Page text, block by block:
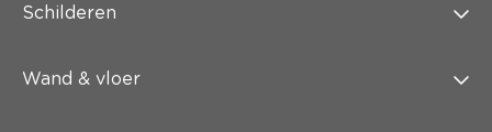
Schilderen
Wand & vloer